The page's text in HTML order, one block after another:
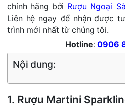
chính hãng bởi Rượu Ngoại
Liên hệ ngay để nhận được
trình mới nhất từ chúng tôi.
Hotline: 0906
Nội dung:
1. Rượu Martini